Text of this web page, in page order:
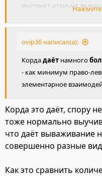
инстинкт отлично
человека уважать и
доверять, привыкает
я и пользуюсь успешно
молодых, так и при
пугливых, попавших в
Нажмите
ovip36 написал(а):
Кордадаёт намного
- как минимум право-
элементарное
Корда это даёт, спору
тоже нормально
что даёт вываживание
совершенно разные
Как это сравнить